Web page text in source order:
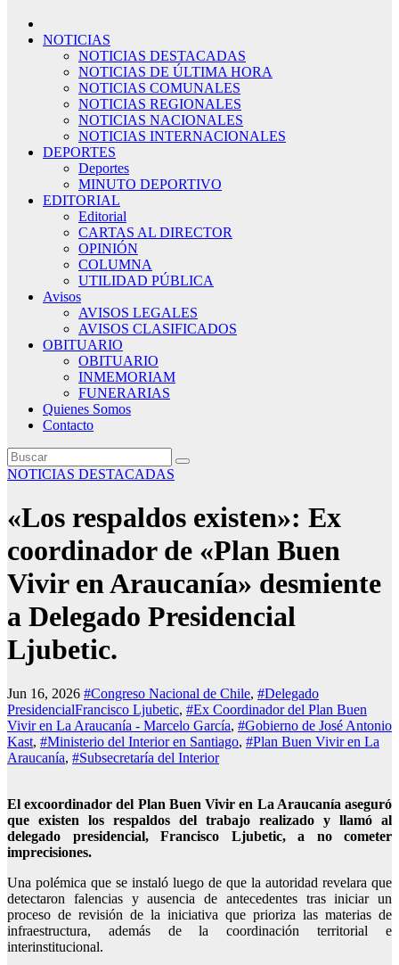
NOTICIAS
NOTICIAS DESTACADAS
NOTICIAS DE ÚLTIMA HORA
NOTICIAS COMUNALES
NOTICIAS REGIONALES
NOTICIAS NACIONALES
NOTICIAS INTERNACIONALES
DEPORTES
Deportes
MINUTO DEPORTIVO
EDITORIAL
Editorial
CARTAS AL DIRECTOR
OPINIÓN
COLUMNA
UTILIDAD PÚBLICA
Avisos
AVISOS LEGALES
AVISOS CLASIFICADOS
OBITUARIO
OBITUARIO
INMEMORIAM
FUNERARIAS
Quienes Somos
Contacto
NOTICIAS DESTACADAS
«Los respaldos existen»: Ex
coordinador de «Plan Buen
Vivir en Araucanía» desmiente
a Delegado Presidencial
Ljubetic.
Jun 16, 2026 #Congreso Nacional de Chile, #Delegado
PresidencialFrancisco Ljubetic, #Ex Coordinador del Plan Buen
Vivir en La Araucanía - Marcelo García, #Gobierno de José Antonio
Kast, #Ministerio del Interior en Santiago, #Plan Buen Vivir en La
Araucanía, #Subsecretaría del Interior
El excoordinador del Plan Buen Vivir en La Araucanía aseguró
que existen los respaldos del trabajo realizado y llamó al
delegado presidencial, Francisco Ljubetic, a no cometer
imprecisiones.
Una polémica que se instaló luego de que la autoridad revelara que
detectaron falencias y ausencia de antecedentes tras iniciar un
proceso de revisión de la iniciativa que prioriza las materias de
infraestructura, además de la coordinación territorial e
interinstitucional.